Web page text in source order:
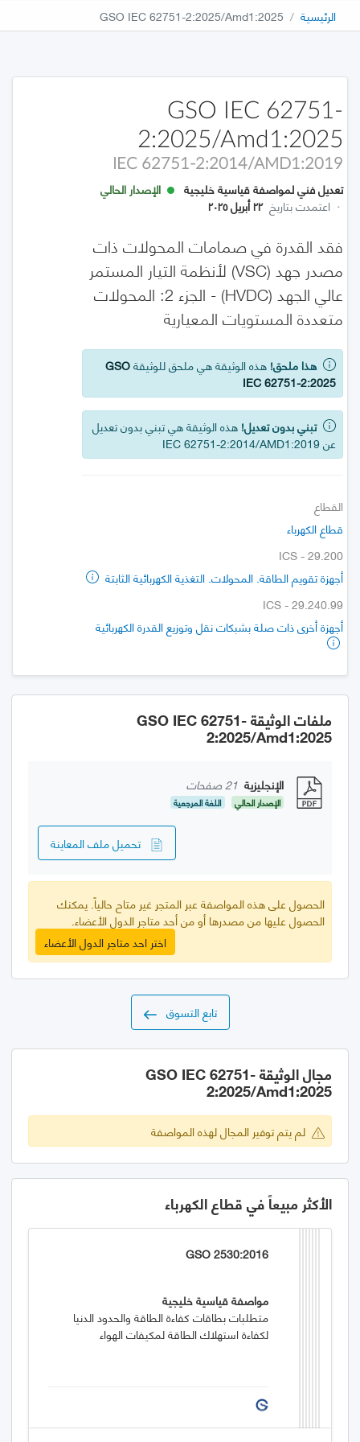
الرئيسية GSO IEC 62751-2:2025/Amd1:2025
GSO IEC 62751-
2:2025/Amd1:2025
IEC 62751-2:2014/AMD1:2019
تعديل فني لمواصفة قياسية خليجية
الإصدار الحالي
· اعتمدت بتاريخ ٢٢ أبريل ٢٠٢٥
فقد القدرة في صمامات المحولات ذات
مصدر جهد (VSC) لأنظمة التيار المستمر
عالي الجهد (HVDC) - الجزء 2: المحولات
متعددة المستويات المعيارية
هذا ملحق! هذه الوثيقة هي ملحق للوثيقةGSO
IEC 62751-2:2025
تبني بدون تعديل! هذه الوثيقة هي تبني بدون تعديل
عن IEC 62751-2:2014/AMD1:2019
القطاع
قطاع الكهرباء
ICS - 29.200
أجهزة تقويم الطاقة. المحولات. التغذية الكهربائية الثابتة
ICS - 29.240.99
أجهزة أخرى ذات صلة بشبكات نقل وتوزيع القدرة الكهربائية
ملفات الوثيقة GSO IEC 62751-
2:2025/Amd1:2025
الإنجليزية 21 صفحات
الإصدار الحالي اللغة المرجعية
تحميل ملف المعاينة
الحصول على هذه المواصفة عبر المتجر غير متاح حالياً. يمكنك
الحصول عليها من مصدرها أو من أحد متاجر الدول الأعضاء.
اختر احد متاجر الدول الأعضاء
تابع التسوق
مجال الوثيقة GSO IEC 62751-
2:2025/Amd1:2025
لم يتم توفير المجال لهذه المواصفة
الأكثر مبيعاً في قطاع الكهرباء
GSO 2530:2016
مواصفة قياسية خليجية
متطلبات بطاقات كفاءة الطاقة والحدود الدنيا
لكفاءة استهلاك الطاقة لمكيفات الهواء